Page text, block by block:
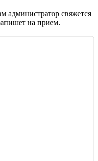
администратор свяжется
на прием.